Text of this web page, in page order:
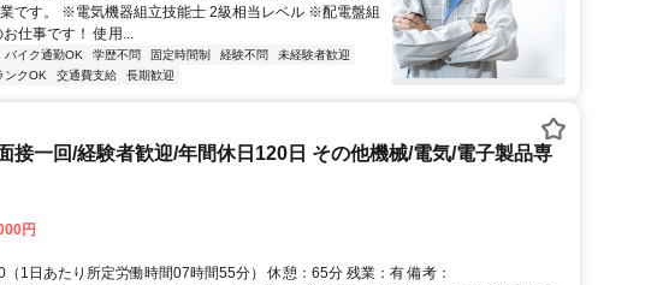
です。 ※電気機器組立技能士 2級相当レベル ※配電盤組
仕事です！ 使用...
バイク通勤OK 学歴不問 固定時間制 経験不問
未経験者歓迎
ンクOK 交通費支給 長期歓迎
接一回/経験者歓迎/年間休日120日 その他機械/電気/電子製品専
円
1日あたり所定労働時間07時間55分） 休憩：65分 残業：有 備考：